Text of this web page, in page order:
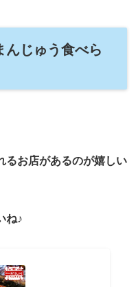
んじゅう食べら
るお店があるのが嬉しい
ね♪